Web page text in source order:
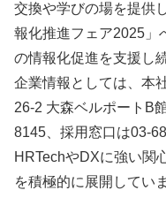
交換や学びの場を提供
報化推進フェア2025」
の情報化促進を支援し
企業情報としては、本
26-2 大森ベルポートB
8145、採用窓口は03-
HRTechやDXに強い関
を積極的に展開してい